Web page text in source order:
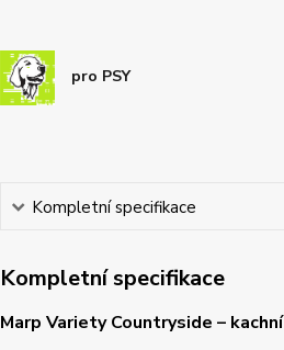
pro PSY
Kompletní specifikace
Kompletní specifikace
Marp Variety Countryside – kachní